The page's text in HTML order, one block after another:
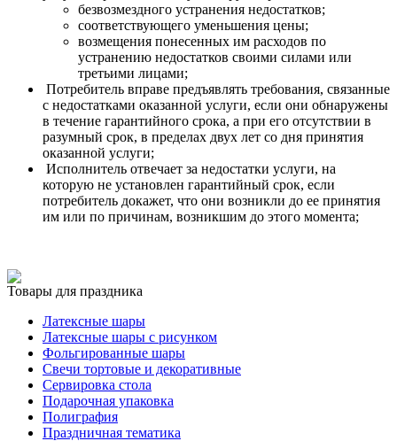
безвозмездного устранения недостатков;
соответствующего уменьшения цены;
возмещения понесенных им расходов по
устранению недостатков своими силами или
третьими лицами;
Потребитель вправе предъявлять требования, связанные
с недостатками оказанной услуги, если они обнаружены
в течение гарантийного срока, а при его отсутствии в
разумный срок, в пределах двух лет со дня принятия
оказанной услуги;
Исполнитель отвечает за недостатки услуги, на
которую не установлен гарантийный срок, если
потребитель докажет, что они возникли до ее принятия
им или по причинам, возникшим до этого момента;
Товары для праздника
Латексные шары
Латексные шары с рисунком
Фольгированные шары
Свечи тортовые и декоративные
Сервировка стола
Подарочная упаковка
Полиграфия
Праздничная тематика